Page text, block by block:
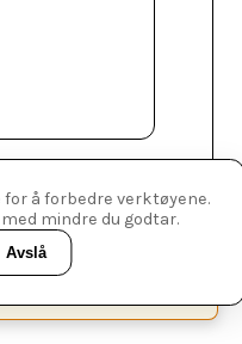
å forbedre verktøyene.
mindre du godtar.
Avslå